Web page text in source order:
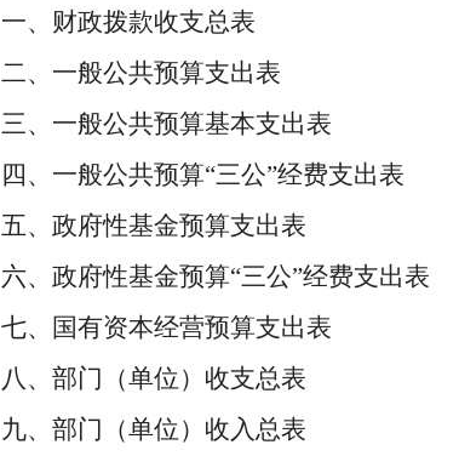
一、财政拨款收支总表
二、一般公共预算支出表
三、一般公共预算基本支出表
四、一般公共预算“三公”经费支出表
五、政府性基金预算支出表
六、政府性基金预算“三公”经费支出表
七、国有资本经营预算支出表
八、部门（单位）收支总表
九、部门（单位）收入总表